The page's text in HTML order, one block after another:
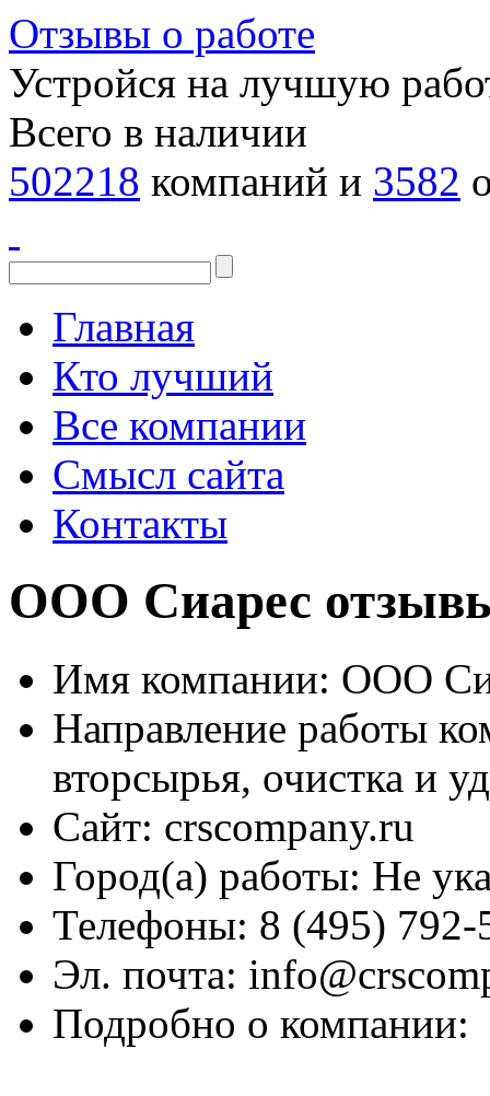
Отзывы о работе
Устройся на лучшую
Всего в наличии
502218 компаний и 3582
Главная
Кто лучший
Все компании
Смысл сайта
Контакты
ООО Сиарес
Имя компании: ООО
Направление работы
вторсырья, очистка и
Сайт: crscompany.ru
Город(а) работы: Не
Телефоны: 8 (495) 792-
Эл. почта:
Подробно о компании: